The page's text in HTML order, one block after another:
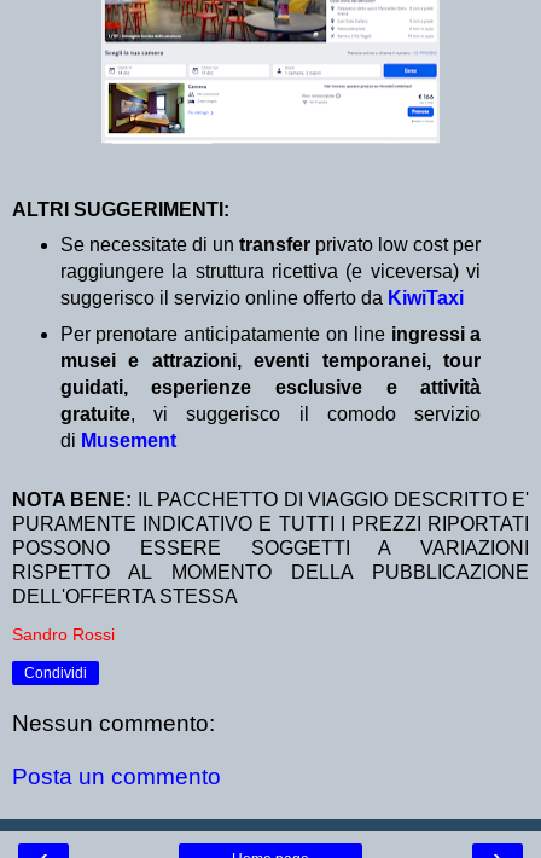
ALTRI SUGGERIMENTI:
Se necessitate di un transfer privato low cost per
raggiungere la struttura ricettiva (e viceversa) vi
suggerisco il servizio online offerto da KiwiTaxi
Per prenotare anticipatamente on line ingressi a
musei e attrazioni, eventi temporanei, tour
guidati, esperienze esclusive e attività
gratuite, vi suggerisco il comodo servizio
di Musement
NOTA BENE:
IL PACCHETTO DI VIAGGIO DESCRITTO E'
PURAMENTE INDICATIVO E TUTTI I PREZZI RIPORTATI
POSSONO ESSERE SOGGETTI A VARIAZIONI
RISPETTO AL MOMENTO DELLA PUBBLICAZIONE
DELL'OFFERTA STESSA
Sandro Rossi
Condividi
Nessun commento:
Posta un commento